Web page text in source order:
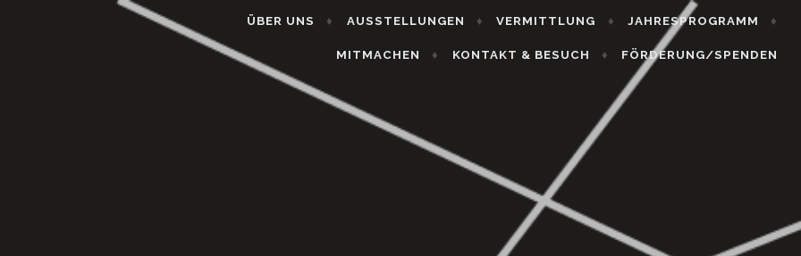
ÜBER UNS AUSSTELLUNGEN VERMITTLUNG JAHRESPROGRAMM
MITMACHEN KONTAKT & BESUCH FÖRDERUNG/SPENDEN